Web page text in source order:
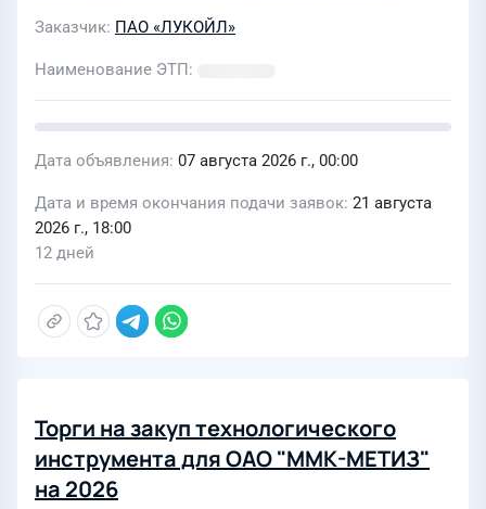
Заказчик ПАО «ЛУКОЙЛ»
Наименование ЭТП
Дата объявления 07 августа 2026 г., 00:00
Дата и время окончания подачи заявок 21 августа
2026 г., 18:00
12 дней
Торги на закуп технологического
инструмента для ОАО "ММК-МЕТИЗ"
на 2026